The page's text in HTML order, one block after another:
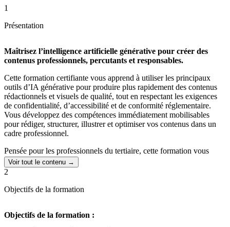
1
Présentation
Maîtrisez l’intelligence artificielle générative pour créer des
contenus professionnels, percutants et responsables.
Cette formation certifiante vous apprend à utiliser les principaux
outils d’IA générative pour produire plus rapidement des contenus
rédactionnels et visuels de qualité, tout en respectant les exigences
de confidentialité, d’accessibilité et de conformité réglementaire.
Vous développez des compétences immédiatement mobilisables
pour rédiger, structurer, illustrer et optimiser vos contenus dans un
cadre professionnel.
Pensée pour les professionnels du tertiaire, cette formation vous
permet de gagner en efficacité, de renforcer votre impact dans vos
communications et d’intégrer l’IA de manière concrète à vos
ateliers en visioconférence et accompagnement personnalisé, vous
Voir tout le contenu →
2
Objectifs de la formation
Objectifs de la formation :